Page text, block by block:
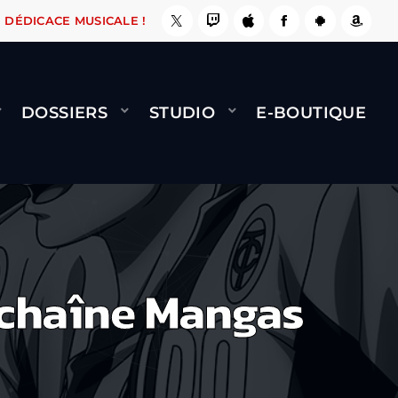
ÇA LE FAIT ! NAMI BERNARD MINET -
DÉDICACE MUSICALE !
DOSSIERS STUDIO E-BOUTIQUE
Mangas